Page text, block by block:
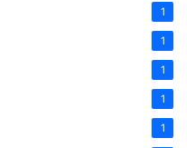
1
1
1
1
1